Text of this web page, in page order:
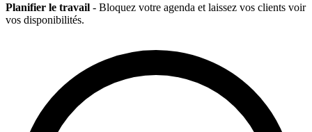
Planifier le travail - Bloquez votre agenda et laissez vos clients voir
vos disponibilités.